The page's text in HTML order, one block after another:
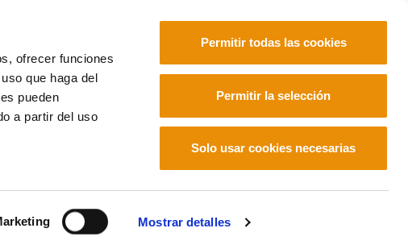
ofrecer funciones
que haga del
pueden
a partir del uso
Mostrar detalles
Permitir todas las cookies
Permitir la selección
Solo usar cookies necesarias